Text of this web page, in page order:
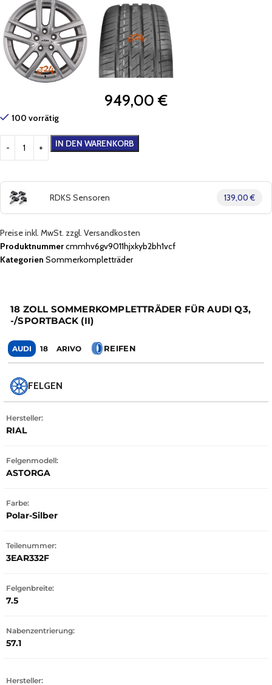
949,00 €
100 vorrätig
IN DEN WARENKORB
RDKS Sensoren 139,00 €
Preise inkl. MwSt. zzgl. Versandkosten
Produktnummercmmhv6gv9011hjxkyb2bh1vcf
Kategorien Sommerkompletträder
18 ZOLL SOMMERKOMPLETTRÄDER FÜR AUDI Q3,
-/SPORTBACK (II)
AUDI 18 ARIVO REIFEN
FELGEN
Hersteller:
RIAL
Felgenmodell:
ASTORGA
Farbe:
Polar-Silber
Teilenummer:
3EAR332F
Felgenbreite:
7.5
Nabenzentrierung:
57.1
Hersteller: